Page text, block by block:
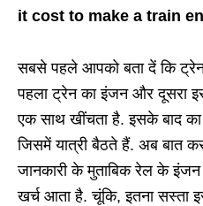
it cost to make a train
सबसे पहले आपको बता दें कि ट्रेन
पहला ट्रेन का इंजन और दूसरा
एक साथ खींचता है. इसके बाद का
जिसमें यात्री बैठते हैं. अब बात
जानकारी के मुताबिक रेल के
खर्च आता है. चूंकि, इतना सस्ता